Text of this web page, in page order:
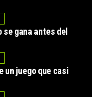
se gana antes del
un juego que casi